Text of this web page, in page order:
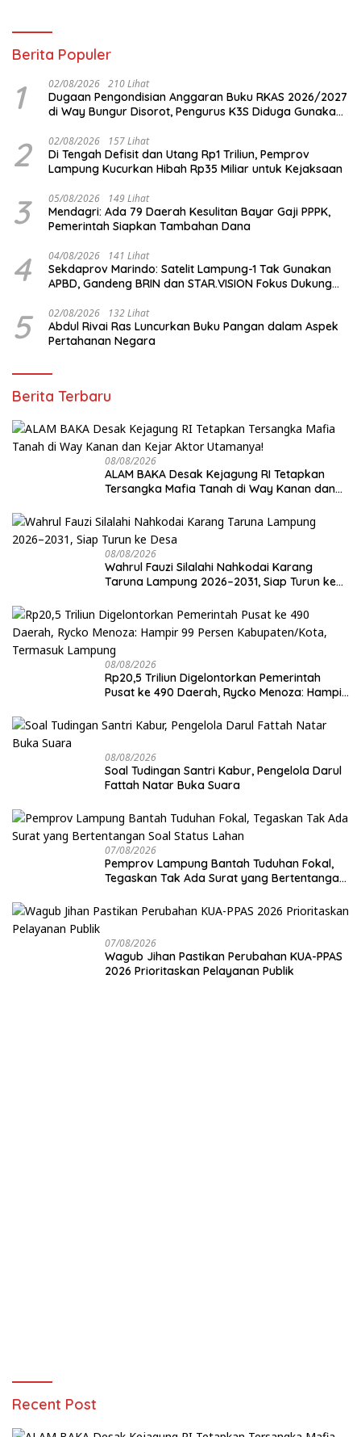
Berita Populer
1 02/08/2026 210 Lihat
Dugaan Pengondisian Anggaran Buku RKAS 2026/2027
di Way Bungur Disorot, Pengurus K3S Diduga Gunakan
2 02/08/2026 157 Lihat
Di Tengah Defisit dan Utang Rp1 Triliun, Pemprov
Lampung Kucurkan Hibah Rp35 Miliar untuk Kejaksaan
3 05/08/2026 149 Lihat
Mendagri: Ada 79 Daerah Kesulitan Bayar Gaji PPPK,
Pemerintah Siapkan Tambahan Dana
4 04/08/2026 141 Lihat
Sekdaprov Marindo: Satelit Lampung-1 Tak Gunakan
APBD, Gandeng BRIN dan STAR.VISION Fokus Dukung
5 02/08/2026 132 Lihat
Abdul Rivai Ras Luncurkan Buku Pangan dalam Aspek
Pertahanan Negara
Berita Terbaru
08/08/2026
ALAM BAKA Desak Kejagung RI Tetapkan
Tersangka Mafia Tanah di Way Kanan dan
08/08/2026
Wahrul Fauzi Silalahi Nahkodai Karang
Taruna Lampung 2026–2031, Siap Turun ke
08/08/2026
Rp20,5 Triliun Digelontorkan Pemerintah
Pusat ke 490 Daerah, Rycko Menoza: Hampir
Lampung
08/08/2026
Soal Tudingan Santri Kabur, Pengelola Darul
Fattah Natar Buka Suara
07/08/2026
Pemprov Lampung Bantah Tuduhan Fokal,
Tegaskan Tak Ada Surat yang Bertentangan
07/08/2026
Wagub Jihan Pastikan Perubahan KUA-PPAS
2026 Prioritaskan Pelayanan Publik
Recent Post